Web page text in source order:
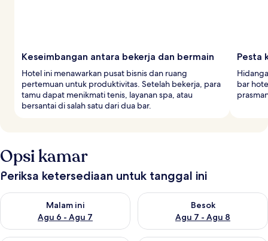
Keseimbangan antara bekerja dan bermain
Hotel ini menawarkan pusat bisnis dan ruang
pertemuan untuk produktivitas. Setelah bekerja, para
tamu dapat menikmati tenis, layanan spa, atau
bersantai di salah satu dari dua bar.
Pesta
bar
Opsi kamar
Periksa ketersediaan untuk tanggal ini
Malam ini
Agu 6 - Agu 7
Periksa ketersediaan untuk malam ini Agu 6 - Agu 7
Besok
Agu 7 - Agu 8
Periksa ketersediaan untuk